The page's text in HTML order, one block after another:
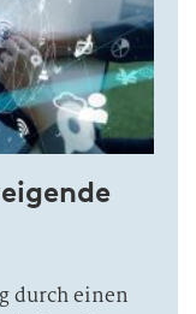
durch einen